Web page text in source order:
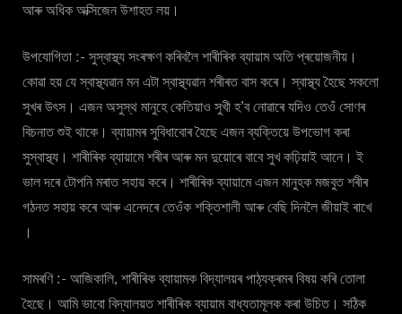
আৰু অধিক অক্সিজেন উশাহত লয়।
উপযোগিতা :- সুস্বাস্থ্য সংৰক্ষণ কৰিবলৈ শাৰীৰিক ব্যায়াম অতি প্ৰয়োজনীয়।
কোৱা হয় যে স্বাস্থ্যৱান মন এটা স্বাস্থ্যৱান শৰীৰত বাস কৰে। স্বাস্থ্য হৈছে সকলো
সুখৰ উৎস। এজন অসুস্থ মানুহে কেতিয়াও সুখী হ’ব নোৱাৰে যদিও তেওঁ সোণৰ
বিচনাত শুই থাকে। ব্যায়ামৰ সুবিধাবোৰ হৈছে এজন ব্যক্তিয়ে উপভোগ কৰা
সুস্বাস্থ্য। শাৰীৰিক ব্যায়ামে শৰীৰ আৰু মন দুয়োৰে বাবে সুখ কঢ়িয়াই আনে। ই
ভাল দৰে টোপনি মৰাত সহায় কৰে। শাৰীৰিক ব্যায়ামে এজন মানুহক মজবুত শৰীৰ
গঠনত সহায় কৰে আৰু এনেদৰে তেওঁক শক্তিশালী আৰু বেছি দিনলৈ জীয়াই ৰাখে
।
সামৰণি :- আজিকালি, শাৰীৰিক ব্যায়ামক বিদ্যালয়ৰ পাঠ্যক্ৰমৰ বিষয় কৰি তোলা
হৈছে। আমি ভাবো বিদ্যালয়ত শাৰীৰিক ব্যায়াম বাধ্যতামূলক কৰা উচিত। সঠিক